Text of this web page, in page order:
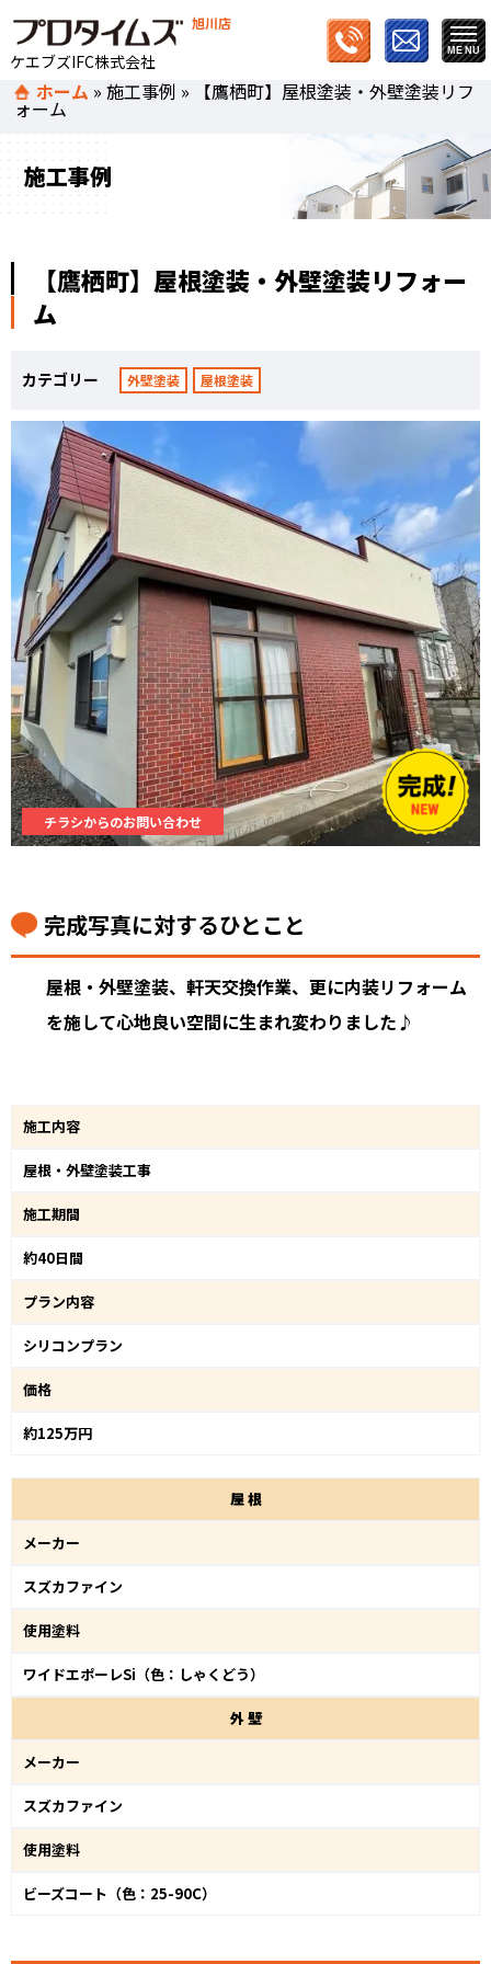
旭川店
ケエブズIFC株式会社
ホーム »施工事例 » 【鷹栖町】屋根塗装・外壁塗装リフ
ォーム
施工事例
【鷹栖町】屋根塗装・外壁塗装リフォー
ム
カテゴリー 外壁塗装 屋根塗装
チラシからのお問い合わせ
完成写真に対するひとこと
屋根・外壁塗装、軒天交換作業、更に内装リフォーム
を施して心地良い空間に生まれ変わりました♪
施工内容
屋根・外壁塗装工事
施工期間
約40日間
プラン内容
シリコンプラン
価格
約125万円
屋根
メーカー
スズカファイン
使用塗料
ワイドエポーレSi（色：しゃくどう）
外壁
メーカー
スズカファイン
使用塗料
ビーズコート（色：25-90C）